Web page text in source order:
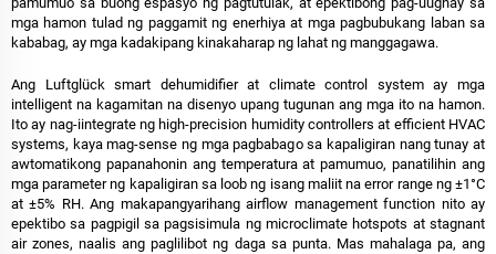
mga hamon tulad ng paggamit ng enerhiya at mga pagbubukang laban sa
kababag, ay mga kadakipang kinakaharap ng lahat ng manggagawa.
Ang Luftglück smart dehumidifier at climate control system ay mga
intelligent na kagamitan na disenyo upang tugunan ang mga ito na hamon.
Ito ay nag-iintegrate ng high-precision humidity controllers at efficient HVAC
systems, kaya mag-sense ng mga pagbabago sa kapaligiran nang tunay at
awtomatikong papanahonin ang temperatura at pamumuo, panatilihin ang
mga parameter ng kapaligiran sa loob ng isang maliit na error range ng ±1°C
at ±5% RH. Ang makapangyarihang airflow management function nito ay
epektibo sa pagpigil sa pagsisimula ng microclimate hotspots at stagnant
air zones, naalis ang paglilibot ng daga sa punta. Mas mahalaga pa, ang